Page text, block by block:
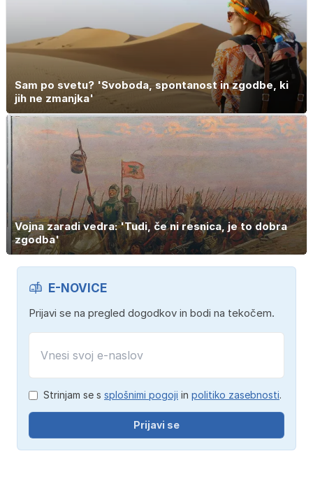
Sam po svetu? 'Svoboda, spontanost in zgodbe, ki
jih ne zmanjka'
Vojna zaradi vedra: 'Tudi, če ni resnica, je to dobra
zgodba'
E-NOVICE
Prijavi se na pregled dogodkov in bodi na tekočem.
Strinjam se s splošnimi pogoji in politiko zasebnosti.
Prijavi se